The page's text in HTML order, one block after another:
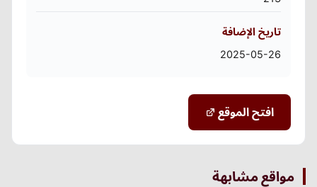
تاريخ الإضافة
2025-05-26
افتح الموقع
مواقع مشابهة